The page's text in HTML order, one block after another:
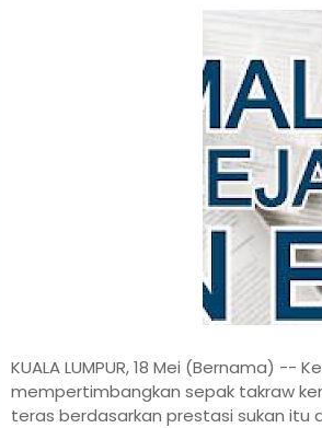
KUALA LUMPUR, 18 Mei (Bernama) --
mempertimbangkan sepak takraw
teras berdasarkan prestasi sukan itu